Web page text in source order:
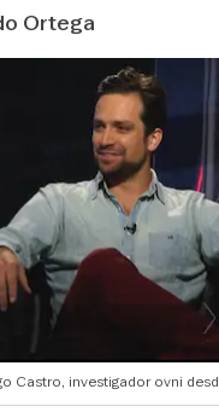
Ortega
Castro, investigador ovni